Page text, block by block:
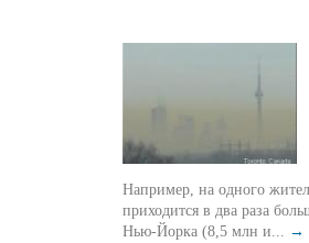
Например, на одного
приходится в два раза
Нью-Йорка (8,5 млн и... →